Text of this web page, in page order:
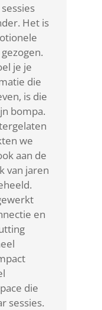
Het is
je je
die
is die
bompa.
we
aan de
van jaren
en
die
sessies.